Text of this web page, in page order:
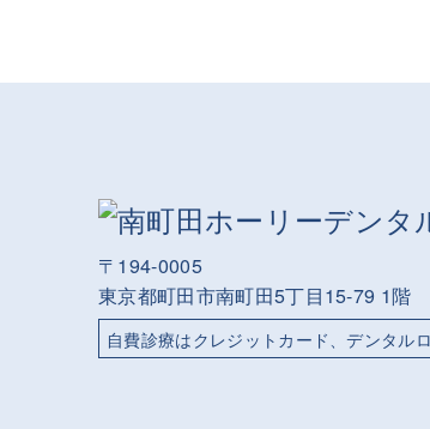
〒194-0005
東京都町田市南町田5丁目15-79 1階
自費診療はクレジットカード、デンタル